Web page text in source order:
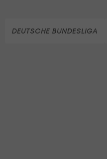
DEUTSCHE BUNDESLIGA